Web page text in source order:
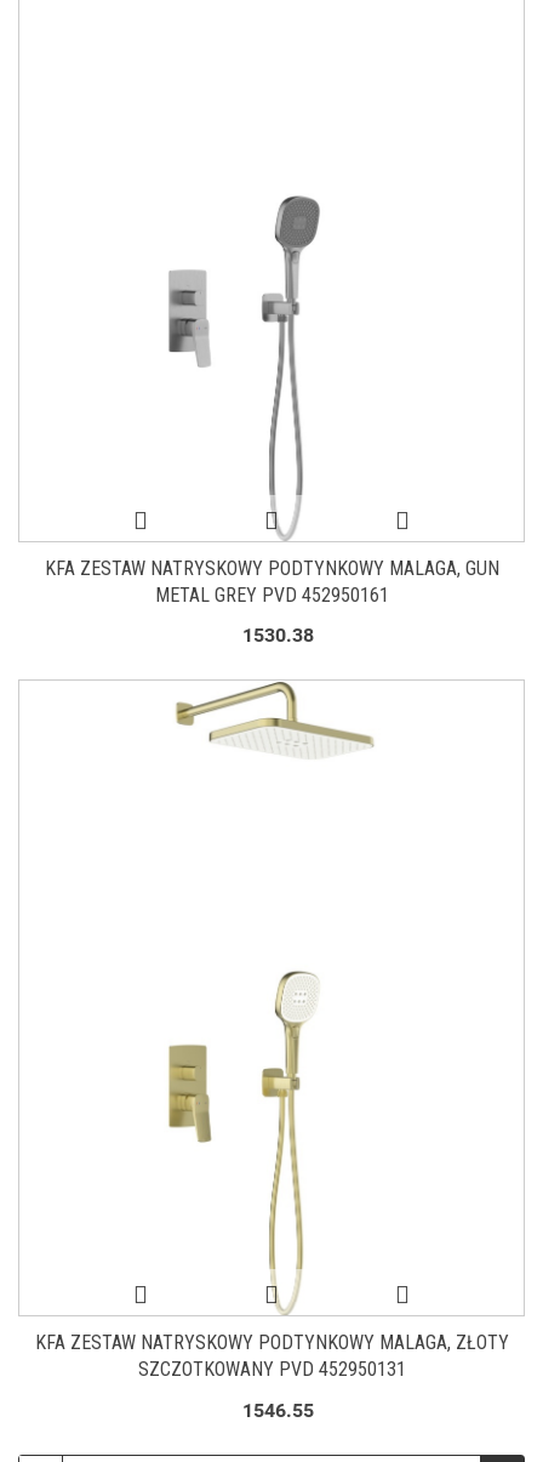
KFA ZESTAW NATRYSKOWY PODTYNKOWY MALAGA, GUN
METAL GREY PVD 452950161
1530.38
KFA ZESTAW NATRYSKOWY PODTYNKOWY MALAGA, ZŁOTY
SZCZOTKOWANY PVD 452950131
1546.55